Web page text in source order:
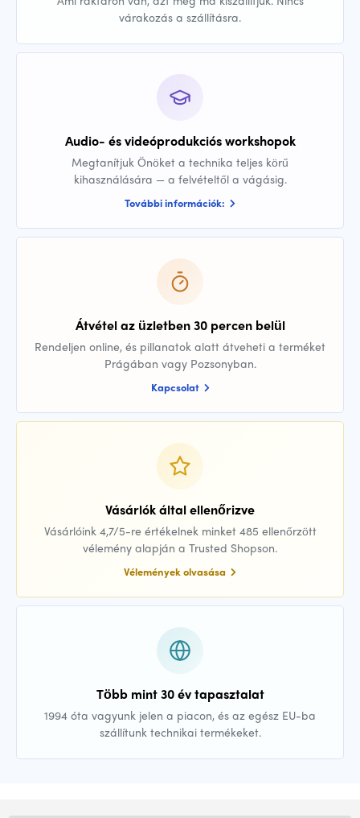
várakozás a szállításra.
Audio- és videóprodukciós workshopok
Megtanítjuk Önöket a technika teljes körű
kihasználására — a felvételtől a vágásig.
További információk:
Átvétel az üzletben 30 percen belül
Rendeljen online, és pillanatok alatt átveheti a terméket
Prágában vagy Pozsonyban.
Kapcsolat
Vásárlók által ellenőrizve
Vásárlóink 4,7/5-re értékelnek minket 485 ellenőrzött
vélemény alapján a Trusted Shopson.
Vélemények olvasása
Több mint 30 év tapasztalat
1994 óta vagyunk jelen a piacon, és az egész EU-ba
szállítunk technikai termékeket.